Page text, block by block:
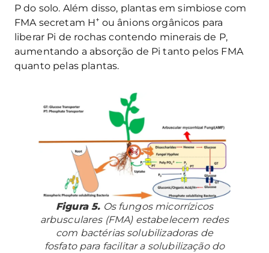
P do solo. Além disso, plantas em simbiose com
FMA secretam H+ ou ânions orgânicos para
liberar Pi de rochas contendo minerais de P,
aumentando a absorção de Pi tanto pelos FMA
quanto pelas plantas.
Figura 5. Os fungos micorrízicos
arbusculares (FMA) estabelecem redes
com bactérias solubilizadoras de
fosfato para facilitar a solubilização do